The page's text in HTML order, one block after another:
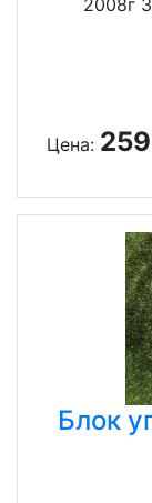
2008г
Цена:
Блок